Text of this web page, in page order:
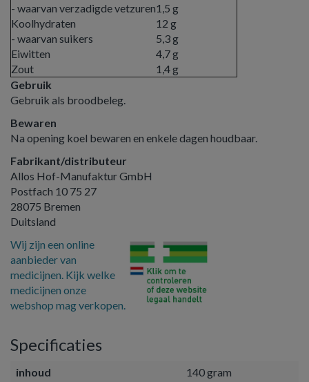
- waarvan verzadigde vetzuren1,5 g
Koolhydraten
- waarvan suikers
12 g
5,3 g
Eiwitten
4,7 g
Zout
1,4 g
Gebruik
Gebruik als broodbeleg.
Bewaren
Na opening koel bewaren en enkele dagen houdbaar.
Fabrikant/distributeur
Allos Hof-Manufaktur GmbH
Postfach 10 75 27
28075 Bremen
Duitsland
Wij zijn een online
aanbieder van
medicijnen. Kijk welke
medicijnen onze
webshop mag verkopen.
Specificaties
inhoud
140 gram